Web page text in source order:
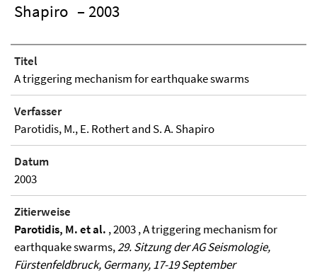
Shapiro – 2003
Titel
A triggering mechanism for earthquake swarms
Verfasser
Parotidis, M., E. Rothert and S. A. Shapiro
Datum
2003
Zitierweise
Parotidis, M. et al. , 2003 , A triggering mechanism for
earthquake swarms,29. Sitzung der AG Seismologie,
Fürstenfeldbruck, Germany, 17-19 September